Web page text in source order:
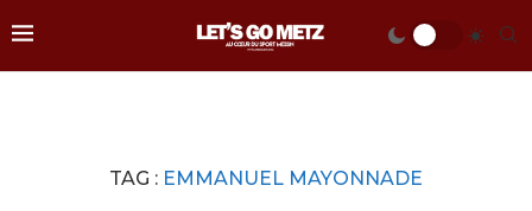
TAG : EMMANUEL MAYONNADE